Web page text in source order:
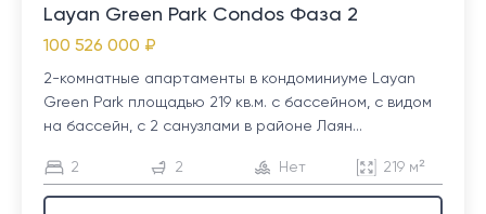
Layan Green Park Condos Фаза 2
100 526 000 ₽
2-комнатные апартаменты в кондоминиуме Layan
Green Park площадью 219 кв.м. с бассейном, с видом
на бассейн, с 2 санузлами в районе Лаян...
2 2 Нет 219 м²